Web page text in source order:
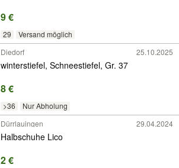
9 €
29
Versand möglich
Diedorf
25.10.2025
winterstiefel, Schneestiefel, Gr. 37
8 €
>36 Nur Abholung
Dürrlauingen 29.04.2024
Halbschuhe Lico
2 €